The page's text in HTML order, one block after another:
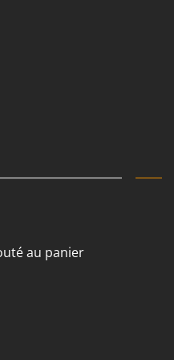
polenta
- Extirpateurs
au panier